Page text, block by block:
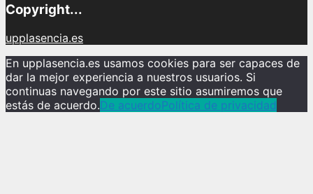
Copyright...
upplasencia.es
En upplasencia.es usamos cookies para ser capaces de
dar la mejor experiencia a nuestros usuarios. Si
continuas navegando por este sitio asumiremos que
estás de acuerdo.De acuerdoPolítica de privacidad